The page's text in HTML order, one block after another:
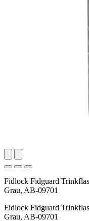
Fidlock Fidguard
Grau, AB-09701
Fidlock Fidguard
Grau, AB-09701